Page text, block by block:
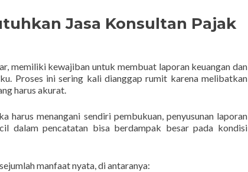
Jasa Konsultan Pajak
memiliki kewajiban untuk membuat laporan keuangan dan
Proses ini sering kali dianggap rumit karena melibatkan
harus akurat.
harus menangani sendiri pembukuan, penyusunan laporan
dalam pencatatan bisa berdampak besar pada kondisi
manfaat nyata, di antaranya: